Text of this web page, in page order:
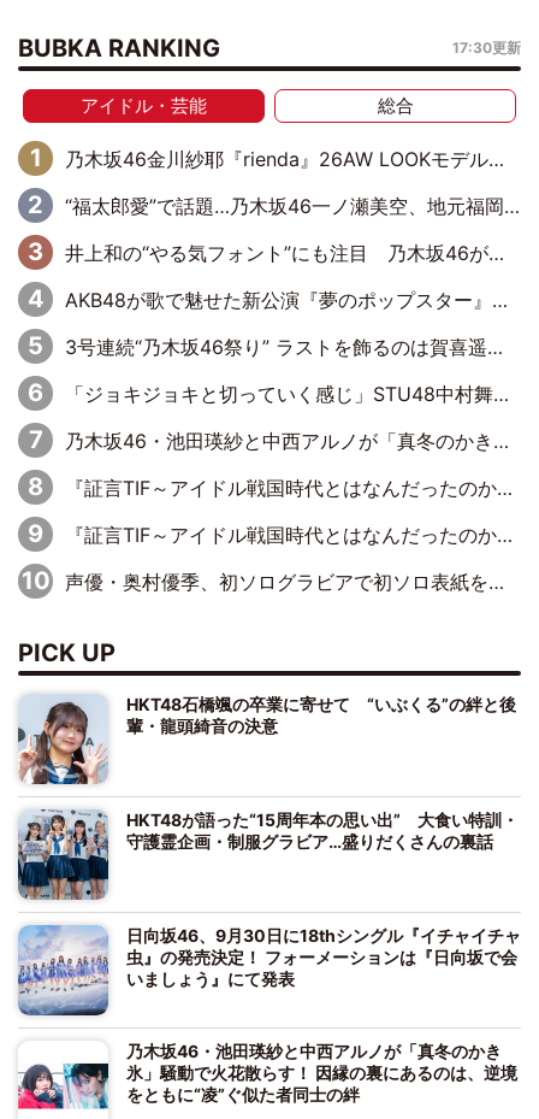
BUBKA RANKING 17:30更新
アイドル・芸能 総合
乃木坂46金川紗耶『rienda』26AW LOOKモデルに就任
“福太郎愛”で話題…乃木坂46一ノ瀬美空、地元福岡『めんべい25周年トップサポーター』に就任
井上和の“やる気フォント”にも注目 乃木坂46が挑んだ書道パフォーマンスの舞台裏
AKB48が歌で魅せた新公演『夢のポップスター』 初日から全身全霊のステージ
3号連続“乃木坂46祭り” ラストを飾るのは賀喜遥香…5年ぶりの登場に「5年分大人になった私を見ていただけたら」
「ジョキジョキと切っていく感じ」STU48中村舞、新しい挑戦は自らの手で
乃木坂46・池田瑛紗と中西アルノが「真冬のかき氷」騒動で火花散らす！ 因縁の裏にあるのは、逆境をともに“凌”ぐ似た者同士の絆
『証言TIF～アイドル戦国時代とはなんだったのか～』第11回：私立恵比寿中学・真山りか×安本彩花「TIFで10年ぶりのキョンシーメイクをしたら、場を完全に引かせてしまって。時代が変わったんだなって」
『証言TIF～アイドル戦国時代とはなんだったのか～』第6回：でんぱ組.inc・古川未鈴×相沢梨紗「『ハロプロやりたかったな』って言ったら、夢眠ねむさんに『てめえはでんぱ組．incなんだよ！』って肩パンされて(笑)」
声優・奥村優季、初ソログラビアで初ソロ表紙を飾る！ 初めて見せる表情や、声優を志したきっかけなどを語った必読のインタビューを掲載
PICK UP
HKT48石橋颯の卒業に寄せて “いぶくる”の絆と後
輩・龍頭綺音の決意
HKT48が語った“15周年本の思い出” 大食い特訓・
守護霊企画・制服グラビア…盛りだくさんの裏話
日向坂46、9月30日に18thシングル『イチャイチャ
虫』の発売決定！ フォーメーションは『日向坂で会
いましょう』にて発表
乃木坂46・池田瑛紗と中西アルノが「真冬のかき
氷」騒動で火花散らす！ 因縁の裏にあるのは、逆境
をともに“凌”ぐ似た者同士の絆